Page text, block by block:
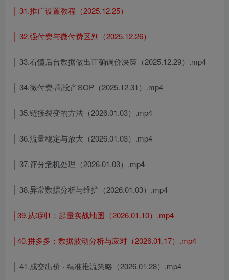
│ 31.推广设置教程（2025.12.25）
│ 32.强付费与微付费区别（2025.12.26）
│ 33.看懂后台数据做出正确调价决策（2025.12.29）.mp4
│ 34.微付费·高投产SOP（2025.12.31）.mp4
│ 35.链接裂变的方法（2026.01.03）.mp4
│ 36.流量稳定与放大（2026.01.03）.mp4
│ 37.评分危机处理（2026.01.03）.mp4
│ 38.异常数据分析与维护（2026.01.03）.mp4
│39.从0到1：起量实战地图（2026.01.10）.mp4
│40.拼多多：数据波动分析与应对（2026.01.17）.mp4
│ 41.成交出价 · 精准推流策略（2026.01.28）.mp4